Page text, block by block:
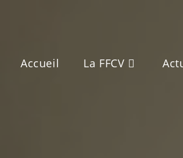
Accueil La FFCV